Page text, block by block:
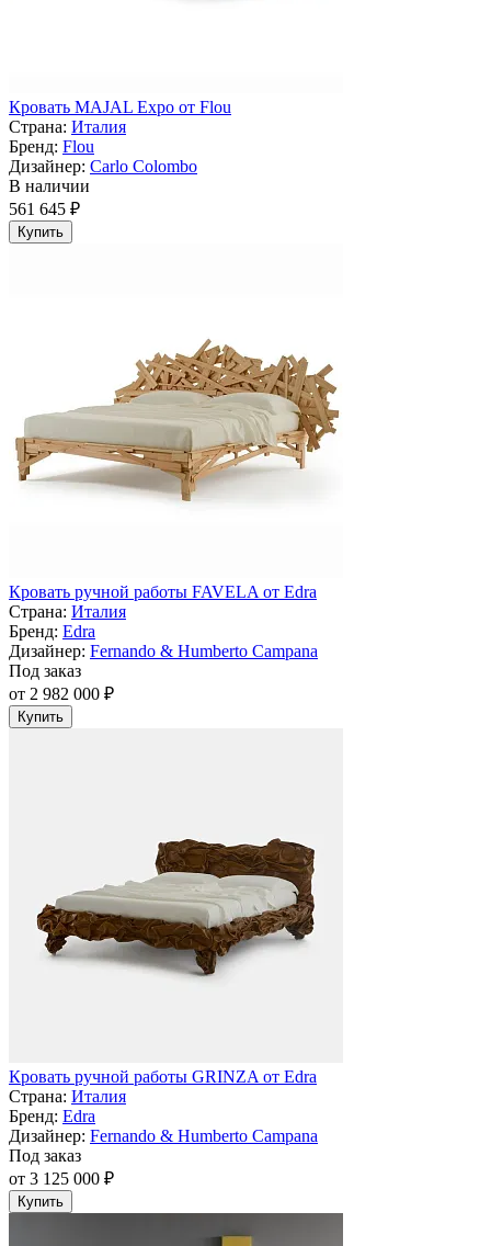
Кровать MAJAL Expo от Flou
Страна: Италия
Бренд: Flou
Дизайнер: Carlo Colombo
В наличии
561 645 ₽
Купить
Кровать ручной работы FAVELA от Edra
Страна: Италия
Бренд: Edra
Дизайнер: Fernando & Humberto Campana
Под заказ
от 2 982 000 ₽
Купить
Кровать ручной работы GRINZA от Edra
Страна: Италия
Бренд: Edra
Дизайнер: Fernando & Humberto Campana
Под заказ
от 3 125 000 ₽
Купить